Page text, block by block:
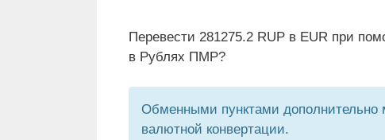
Перевести 281275.2 RUP в EUR при
в Рублях ПМР?
Обменными пунктами дополнительно
валютной конвертации.